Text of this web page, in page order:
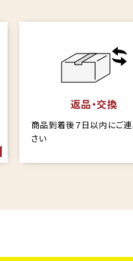
返品・交換
商品到着後７日以内にご
さい